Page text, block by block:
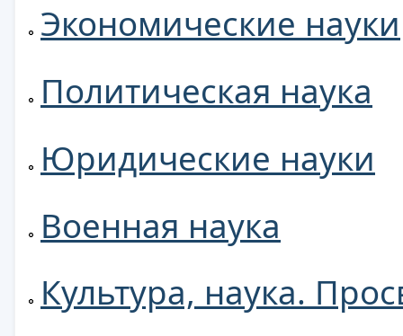
Экономические науки
Политическая наука
Юридические науки
Военная наука
Культура, наука.